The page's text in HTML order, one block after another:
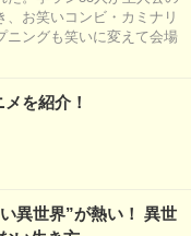
お笑いコンビ・カミナリ
ニングも笑いに変えて会場
を紹介！
異世界”が熱い！ 異世